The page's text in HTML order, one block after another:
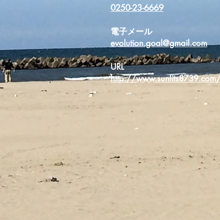
0250-23-6669
電子メール
evolution.goal@gmail.com
URL
http://